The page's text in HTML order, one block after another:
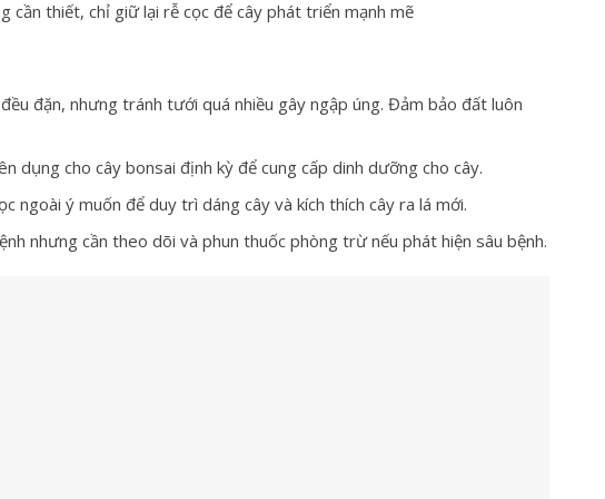
cần thiết, chỉ giữ lại rễ cọc để cây phát triển mạnh mẽ
đặn, nhưng tránh tưới quá nhiều gây ngập úng. Đảm bảo đất luôn
dụng cho cây bonsai định kỳ để cung cấp dinh dưỡng cho cây.
ngoài ý muốn để duy trì dáng cây và kích thích cây ra lá mới.
nhưng cần theo dõi và phun thuốc phòng trừ nếu phát hiện sâu bệnh.